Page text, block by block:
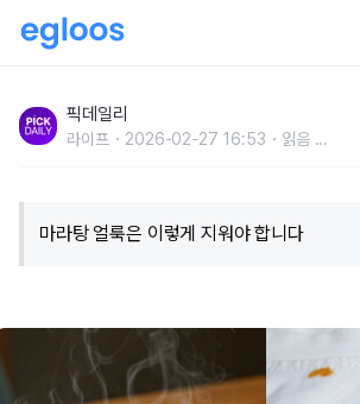
룩 제대로 지우는 올바른 방법
픽데일리
라이프 2026-02-27 16:53 읽음 ...
마라탕 얼룩은 이렇게 지워야 합니다